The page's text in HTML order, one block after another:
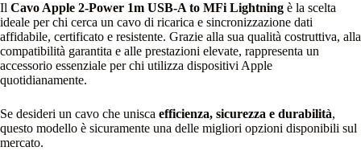
Il Cavo Apple 2-Power 1m USB-A to MFi Lightning è la scelta
ideale per chi cerca un cavo di ricarica e sincronizzazione dati
affidabile, certificato e resistente. Grazie alla sua qualità costruttiva, alla
compatibilità garantita e alle prestazioni elevate, rappresenta un
accessorio essenziale per chi utilizza dispositivi Apple
quotidianamente.
Se desideri un cavo che unisca efficienza, sicurezza e durabilità,
questo modello è sicuramente una delle migliori opzioni disponibili sul
mercato.